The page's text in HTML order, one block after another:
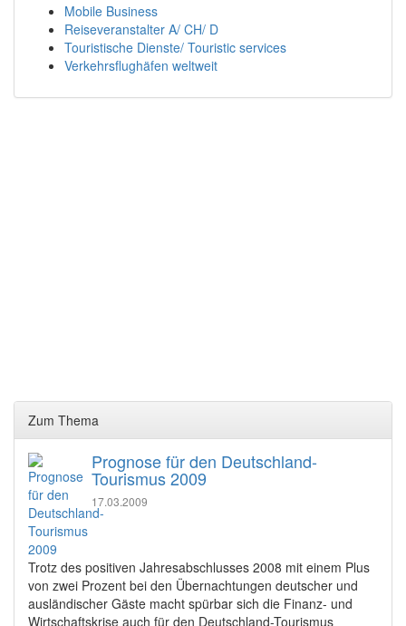
Mobile Business
Reiseveranstalter A/ CH/ D
Touristische Dienste/ Touristic services
Verkehrsflughäfen weltweit
Zum Thema
Prognose für den Deutschland-
Tourismus 2009
17.03.2009
Trotz des positiven Jahresabschlusses 2008 mit einem Plus
von zwei Prozent bei den Übernachtungen deutscher und
ausländischer Gäste macht spürbar sich die Finanz- und
Wirtschaftskrise auch für den Deutschland-Tourismus